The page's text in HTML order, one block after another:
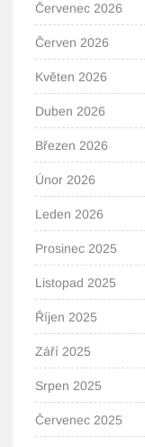
Červenec 2026
Červen 2026
Květen 2026
Duben 2026
Březen 2026
Únor 2026
Leden 2026
Prosinec 2025
Listopad 2025
Říjen 2025
Září 2025
Srpen 2025
Červenec 2025